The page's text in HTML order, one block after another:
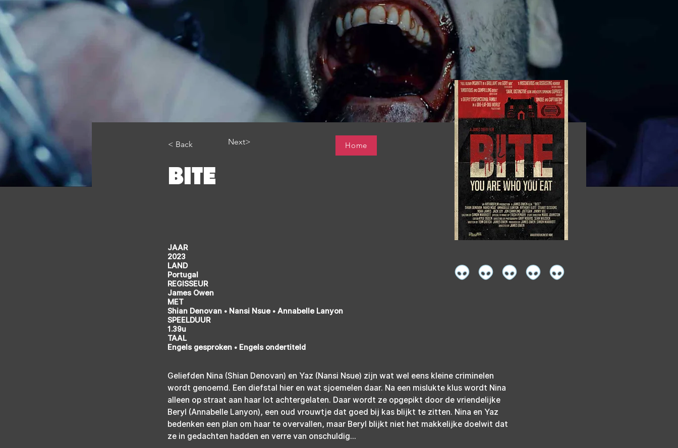
< Back Next> Home
BITE
JAAR
2023
LAND
Portugal
REGISSEUR
James Owen
MET
Shian Denovan • Nansi Nsue • Annabelle Lanyon
SPEELDUUR
1.39u
TAAL
Engels gesproken • Engels ondertiteld
Geliefden Nina (Shian Denovan) en Yaz (Nansi Nsue) zijn wat wel eens kleine criminelen
wordt genoemd. Een diefstal hier en wat sjoemelen daar. Na een mislukte klus wordt Nina
alleen op straat aan haar lot achtergelaten. Daar wordt ze opgepikt door de vriendelijke
Beryl (Annabelle Lanyon), een oud vrouwtje dat goed bij kas blijkt te zitten. Nina en Yaz
bedenken een plan om haar te overvallen, maar Beryl blijkt niet het makkelijke doelwit dat
ze in gedachten hadden en verre van onschuldig...